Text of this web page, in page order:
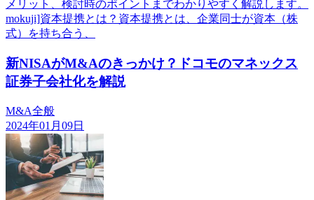
メリット、検討時のポイントまでわかりやすく解説します。
mokuji]資本提携とは？資本提携とは、企業同士が資本（株
式）を持ち合う、
新NISAがM&Aのきっかけ？ドコモのマネックス
証券子会社化を解説
M&A全般
2024年01月09日